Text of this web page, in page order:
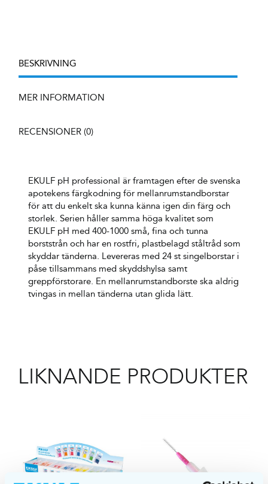
BESKRIVNING
MER INFORMATION
RECENSIONER (0)
EKULF pH professional är framtagen efter de svenska
apotekens färgkodning för mellanrumstandborstar
för att du enkelt ska kunna känna igen din färg och
storlek. Serien håller samma höga kvalitet som
EKULF pH med 400-1000 små, fina och tunna
borststrån och har en rostfri, plastbelagd ståltråd som
skyddar tänderna. Levereras med 24 st singelborstar i
påse tillsammans med skyddshylsa samt
greppförstorare. En mellanrumstandborste ska aldrig
tvingas in mellan tänderna utan glida lätt.
LIKNANDE PRODUKTER